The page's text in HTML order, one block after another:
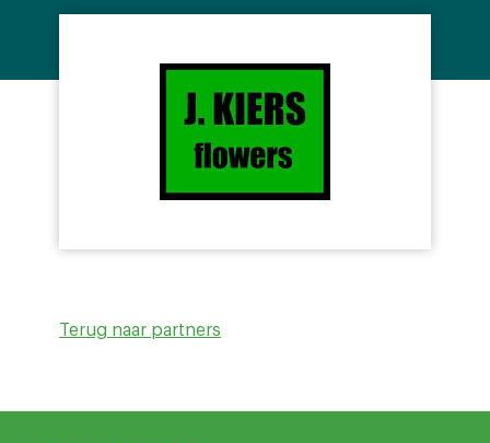
Terug naar partners